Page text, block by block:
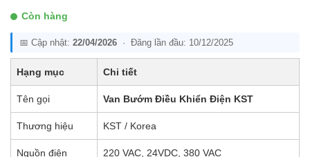
Còn hàng
📅 Cập nhật: 22/04/2026 · Đăng lần đầu: 10/12/2025
Hạng mục Chi tiết
Tên gọi Van Bướm Điều Khiển Điện KST
Thương hiệu KST / Korea
Nguồn điện 220 VAC, 24VDC, 380 VAC